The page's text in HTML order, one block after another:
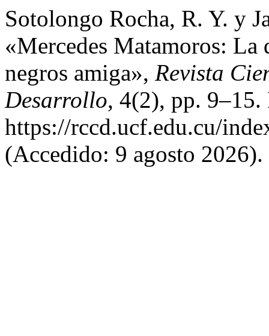
Sotolongo Rocha, R. Y. y
«Mercedes Matamoros:
negros amiga», Revista
Desarrollo, 4(2), pp.
https://rccd.ucf.edu.cu/
(Accedido: 9 agosto 2026).